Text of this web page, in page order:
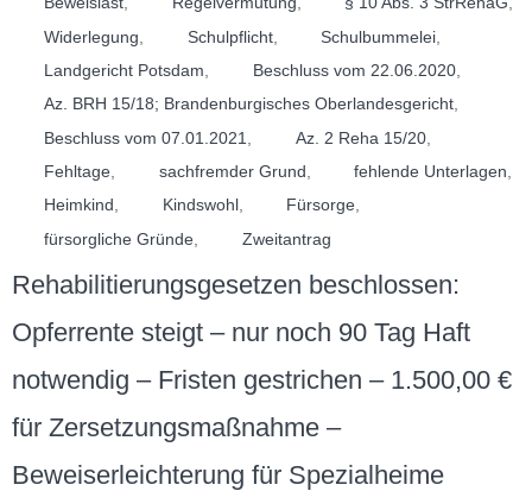
Widerlegung
Schulpflicht, Schulbummelei
Landgericht Potsdam
Beschluss vom 22.06.2020,
Az. BRH 15/18; Brandenburgisches Oberlandesgericht,
Beschluss vom 07.01.2021
Az. 2 Reha 15/20,
Fehltage
sachfremder Grund fehlende Unterlagen
Heimkind, Kindswohl, Fürsorge,
fürsorgliche Gründe
Zweitantrag
Rehabilitierungsgesetzen beschlossen:
Opferrente steigt – nur noch 90 Tag Haft
notwendig – Fristen gestrichen – 1.500,00 €
für Zersetzungsmaßnahme –
Beweiserleichterung für Spezialheime